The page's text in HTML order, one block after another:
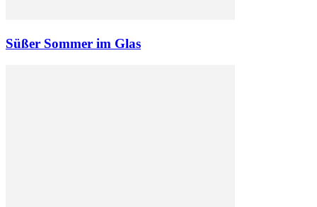
Süßer Sommer im Glas